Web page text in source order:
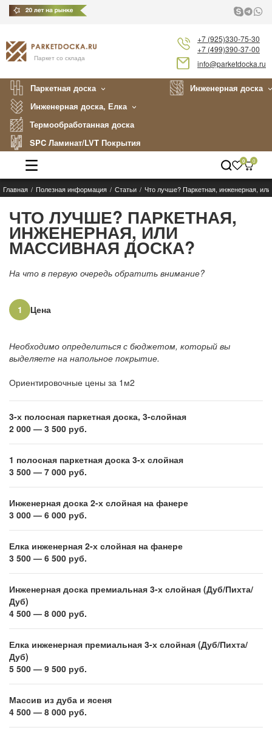
Паркет со склада
+7 (925)330-75-30
+7 (499)390-37-00
info@parketdocka.ru
Паркетная доска
Инженерная доска
Инженерная доска, Елка
Термообработанная доска
SPC Ламинат/LVT Покрытия
Каталог
Производители
Укладка
Покупателям
Контакты
0 0
Главная Полезная информация Статьи Что лучше? Паркетная, инженерная,
ЧТО ЛУЧШЕ? ПАРКЕТНАЯ,
ИНЖЕНЕРНАЯ, ИЛИ
МАССИВНАЯ ДОСКА?
На что в первую очередь обратить внимание?
1 Цена
Необходимо определиться с бюджетом, который вы
выделяете на напольное покрытие.
Ориентировочные цены за 1м2
3-х полосная паркетная доска, 3-слойная
2 000 — 3 500 руб.
1 полосная паркетная доска 3-х слойная
3 500 — 7 000 руб.
Инженерная доска 2-х слойная на фанере
3 000 — 6 000 руб.
Елка инженерная 2-х слойная на фанере
3 500 — 6 500 руб.
Инженерная доска премиальная 3-х слойная (Дуб/Пихта/
Дуб)
4 500 — 8 000 руб.
Елка инженерная премиальная 3-х слойная (Дуб/Пихта/
Дуб)
5 500 — 9 500 руб.
Массив из дуба и ясеня
4 500 — 8 000 руб.